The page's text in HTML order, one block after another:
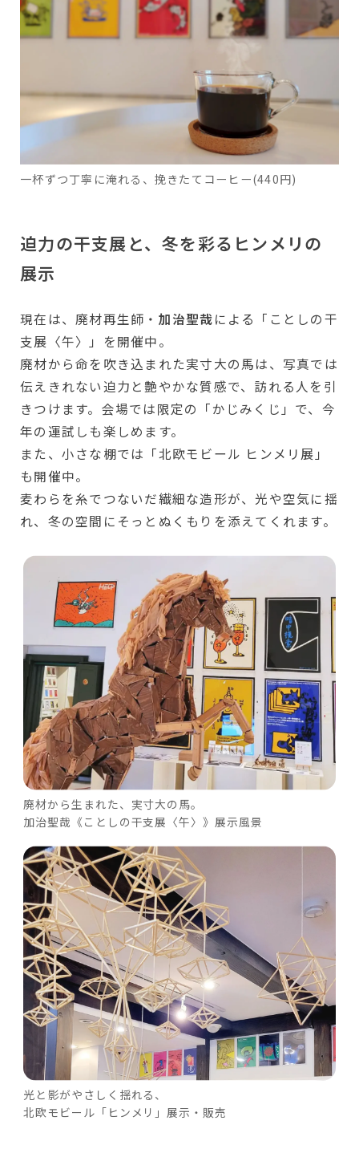
一杯ずつ丁寧に淹れる、挽きたてコーヒー(440円)
迫力の干支展と、冬を彩るヒンメリの
展示
現在は、廃材再生師・ 加治聖哉による「ことしの干
支展〈午〉」を開催中。
廃材から命を吹き込まれた実寸大の馬は、写真では
伝えきれない迫力と艶やかな質感で、訪れる人を引
きつけます。会場では限定の「かじみくじ」で、今
年の運試しも楽しめます。
また、小さな棚では「北欧モビール ヒンメリ展」
も開催中。
麦わらを糸でつないだ繊細な造形が、光や空気に揺
れ、冬の空間にそっとぬくもりを添えてくれます。
廃材から生まれた、実寸大の馬。
加治聖哉《ことしの干支展〈午〉》展示風景
光と影がやさしく揺れる、
北欧モビール「ヒンメリ」展示・販売